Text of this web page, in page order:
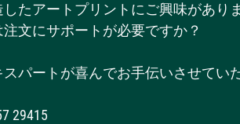
たアートプリントにご興味があり
文にサポートが必要ですか？
パートが喜んでお手伝いさせてい
29415